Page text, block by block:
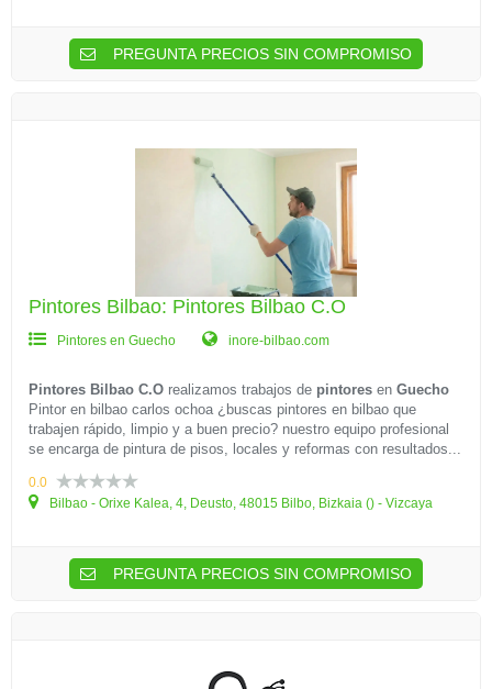
PREGUNTA PRECIOS SIN COMPROMISO
Pintores Bilbao: Pintores Bilbao C.O
Pintores en Guecho inore-bilbao.com
Pintores Bilbao C.O realizamos trabajos de pintores en Guecho
Pintor en bilbao carlos ochoa ¿buscas pintores en bilbao que
trabajen rápido, limpio y a buen precio? nuestro equipo profesional
se encarga de pintura de pisos, locales y reformas con resultados...
0.0
Bilbao - Orixe Kalea, 4, Deusto, 48015 Bilbo, Bizkaia () - Vizcaya
PREGUNTA PRECIOS SIN COMPROMISO